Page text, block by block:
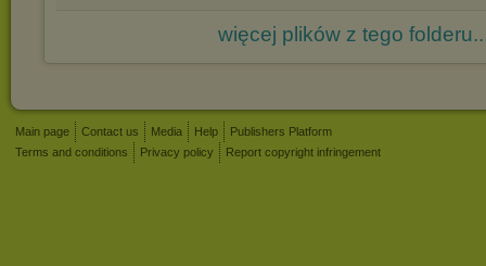
więcej plików z tego
Main page Contact us Media Help
Publishers Platform
Terms and conditions
Privacy policy Report copyright infringement